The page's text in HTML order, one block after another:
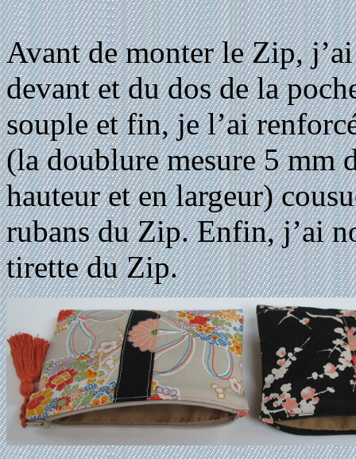
Avant de monter le Zip,
devant et du dos de la
souple et fin, je l’ai
(la doublure mesure 5 mm
hauteur et en largeur)
rubans du Zip. Enfin, j’ai
tirette du Zip.